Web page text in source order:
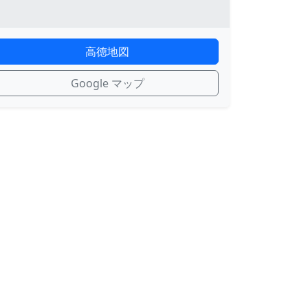
高徳地図
Google マップ